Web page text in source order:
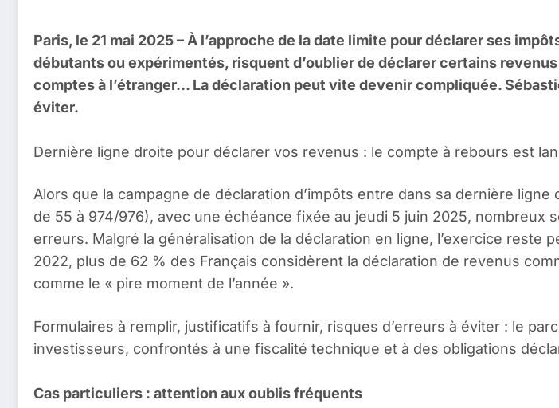
Paris, le 21 mai 2025 – À l’approche de la date limite pour déclarer ses
débutants ou expérimentés, risquent d’oublier de déclarer certains
comptes à l’étranger… La déclaration peut vite devenir compliquée.
éviter.
Dernière ligne droite pour déclarer vos revenus : le compte à rebours est
Alors que la campagne de déclaration d’impôts entre dans sa dernière
de 55 à 974/976), avec une échéance fixée au jeudi 5 juin 2025,
erreurs. Malgré la généralisation de la déclaration en ligne, l’exercice
2022, plus de 62 % des Français considèrent la déclaration de revenus
comme le « pire moment de l’année ».
Formulaires à remplir, justificatifs à fournir, risques d’erreurs à éviter : le
investisseurs, confrontés à une fiscalité technique et à des obligations
Cas particuliers : attention aux oublis fréquents